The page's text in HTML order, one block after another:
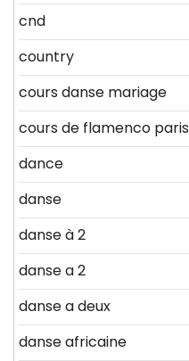
cnd
country
cours danse mariage
cours de flamenco paris
dance
danse
danse à 2
danse a 2
danse a deux
danse africaine